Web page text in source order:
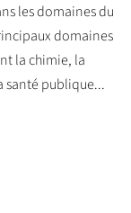
les domaines du
domaines
la chimie, la
santé publique...